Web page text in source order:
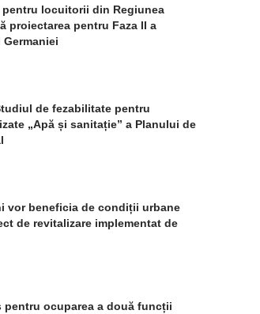
locuitorii din Regiunea
proiectarea pentru Faza II a
de fezabilitate pentru
„Apă și sanitație” a Planului de
vor beneficia de condiții urbane
de revitalizare implementat de
pentru ocuparea a două funcții